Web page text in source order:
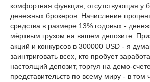
комфортная функция, отсутствующая у
денежных брокеров. Начисление
средства в размере 13% годовых -
мёртвым грузом на вашем депозите.
акций и конкурсов в 300000 USD - я
заинтриговать всех, кто пробует
настоящий депозит, торгуя на демо-
представительств по всему миру - в том